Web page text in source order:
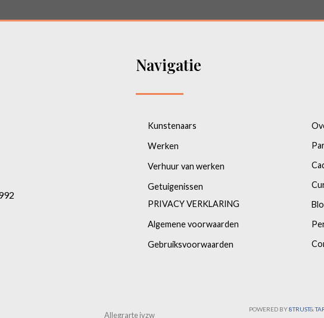
Navigatie
Kunstenaars
Werken
Verhuur van werken
Getuigenissen
PRIVACY VERKLARING
Algemene voorwaarden
Gebruiksvoorwaarden
Allegrarte ivzw
POWERED BY8TRUST&